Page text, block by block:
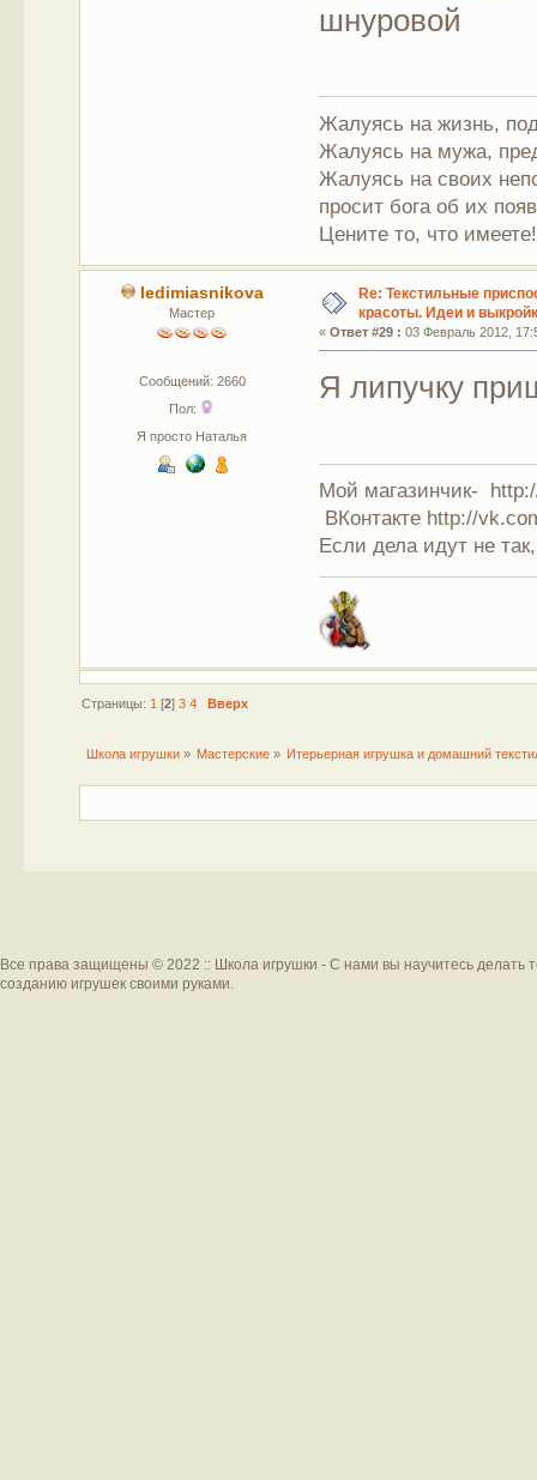
шнуровой
Жалуясь на жизнь,
Жалуясь на мужа,
Жалуясь на своих
просит бога об их
Цените то, что имеете!
ledimiasnikova
Мастер
Сообщений: 2660
Пол:
Я просто Наталья
Re: Текстильные
красоты. Идеи и
«Ответ #29 : 03 Февраль 2012,
Я липучку
Мой магазинчик-
ВКонтакте http://
Если дела идут не
Страницы: 1[2] 3 4 Вверх
Школа игрушки» Мастерские » Итерьерная игрушка и домашний
Все права защищены © 2022 :: Школа игрушки - С нами вы научитесь делать
созданию игрушек своими руками.